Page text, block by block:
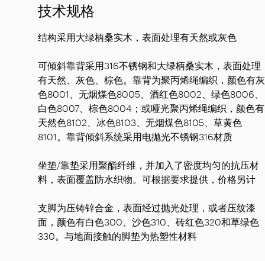
技术规格
结构采用大绿柄桑实木，表面处理有天然或灰色
可倾斜靠背采用316不锈钢和大绿柄桑实木，表面处理
有天然、灰色、棕色。靠背为聚丙烯绳编织，颜色有灰
色8001、无烟煤色8005、酒红色8002、绿色8006、
白色8007、棕色8004；或哑光聚丙烯绳编织，颜色有
天然色8102、冰色8103、无烟煤色8105、草黄色
8101。靠背倾斜系统采用电抛光不锈钢316材质
坐垫/靠垫采用聚酯纤维，并加入了密度均匀的抗压材
料，表面覆盖防水织物。可根据要求提供，价格另计
支脚为压铸锌合金，表面经过抛光处理，或者压纹漆
面，颜色有白色300、沙色310、砖红色320和草绿色
330。与地面接触的脚垫为热塑性材料